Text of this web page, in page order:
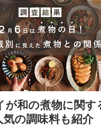
が和の煮物に関す
の調味料も紹介